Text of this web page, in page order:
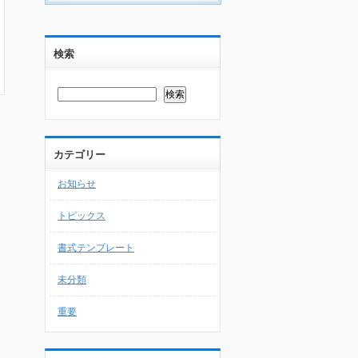
検索
カテゴリー
お知らせ
トピックス
書式テンプレート
未分類
重要